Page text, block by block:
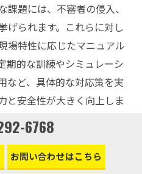
題には、不審者の侵入、
げられます。これらに対し
場特性に応じたマニュアル
期的な訓練やシミュレーシ
など、具体的な対応策を実
と安全性が大きく向上しま
重要な理由
6768
お問い合わせはこちら